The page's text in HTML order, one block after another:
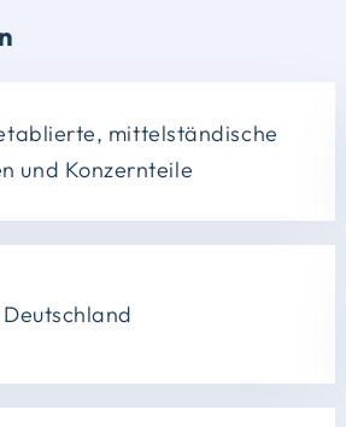
mittelständische
und Konzernteile